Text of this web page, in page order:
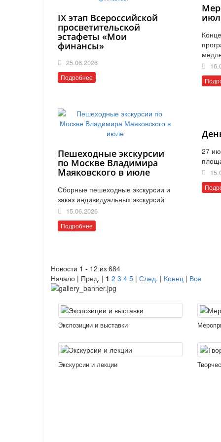
IX этап Всероссийской
просветительской
эстафеты «Мои
финансы»
25.06.2026
Подробнее
Пешеходные экскурсии
по Москве Владимира
Маяковского в июле
Сборные пешеходные экскурсии и
заказ индивидуальных экскурсий
15.06.2026
Подробнее
27
Новости 1 - 12 из 684
Начало | Пред. | 1 2 3 4 5 | След. | Конец | Все
Экспозиции и выставки
Экскурсии и лекции